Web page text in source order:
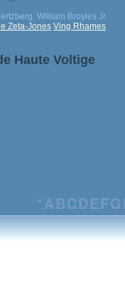
William Broyles Jr.
Zeta-Jones Ving Rhames
Haute Voltige
*ABCDEFG